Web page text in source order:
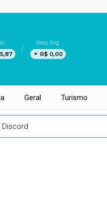
Peso Arg.
R$ 0,00
Geral Turismo
Discord